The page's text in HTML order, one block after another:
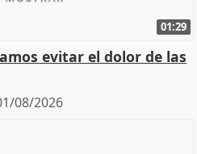
01:29
evitar el dolor de las
08/2026